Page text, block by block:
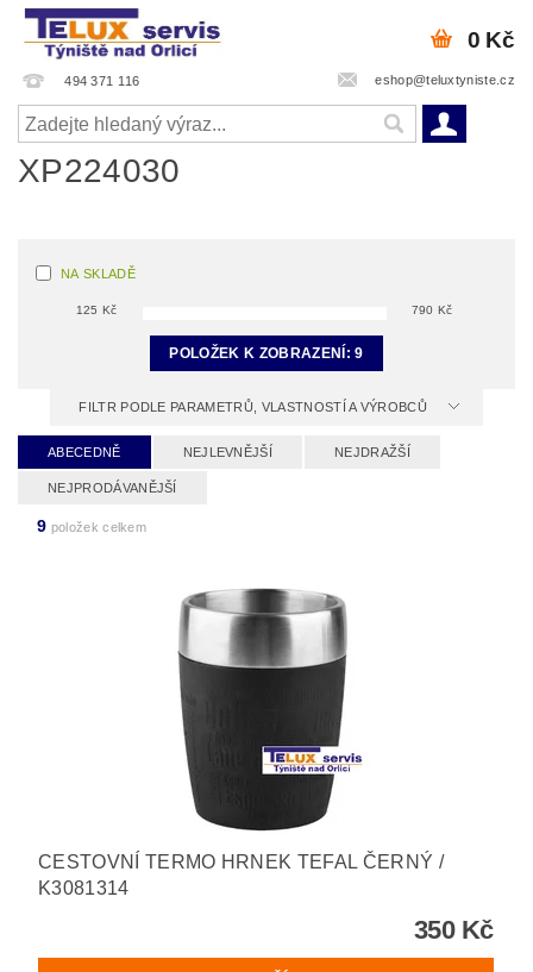
494 371 116 eshop@teluxtyniste.cz
0 Kč
XP224030
NA SKLADĚ
125 Kč 790 Kč
POLOŽEK K ZOBRAZENÍ:9
FILTR PODLE PARAMETRŮ, VLASTNOSTÍ A VÝROBCŮ
ABECEDNĚ NEJLEVNĚJŠÍ NEJDRAŽŠÍ
NEJPRODÁVANĚJŠÍ
9 položek celkem
CESTOVNÍ TERMO HRNEK TEFAL ČERNÝ /
K3081314
350 Kč